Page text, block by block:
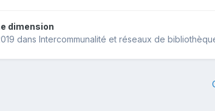
dimension
dans Intercommunalité et réseaux de